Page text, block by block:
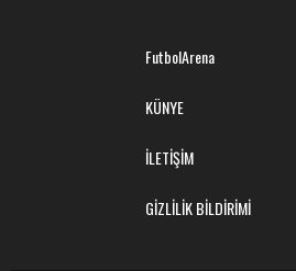
FutbolArena
KÜNYE
İLETİŞİM
GİZLİLİK BİLDİRİMİ